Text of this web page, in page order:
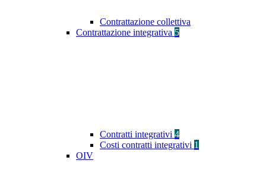
Contrattazione collettiva
Contrattazione integrativa 5
Contratti integrativi 4
Costi contratti integrativi 1
OIV